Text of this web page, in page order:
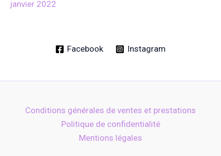
janvier 2022
Facebook Instagram
Conditions générales de ventes et prestations
Politique de confidentialité
Mentions légales